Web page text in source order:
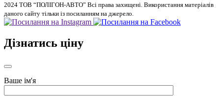
2024 ТОВ “ПОЛІГОН-АВТО” Всі права захищені. Використання матеріалів
даного сайту тільки із посиланням на джерело.
Дізнатись ціну
Ваше ім'я